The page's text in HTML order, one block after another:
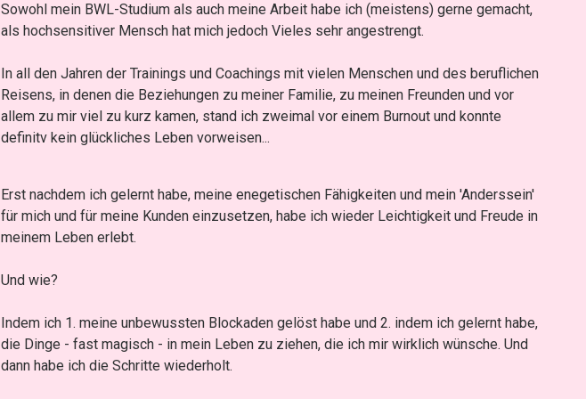
Sowohl mein BWL-Studium als auch meine Arbeit habe ich (meistens) gerne gemacht,
als hochsensitiver Mensch hat mich jedoch Vieles sehr angestrengt.
In all den Jahren der Trainings und Coachings mit vielen Menschen und des beruflichen
Reisens, in denen die Beziehungen zu meiner Familie, zu meinen Freunden und vor
allem zu mir viel zu kurz kamen, stand ich zweimal vor einem Burnout und konnte
definitv kein glückliches Leben vorweisen...
Erst nachdem ich gelernt habe, meine enegetischen Fähigkeiten und mein 'Anderssein'
für mich und für meine Kunden einzusetzen, habe ich wieder Leichtigkeit und Freude in
meinem Leben erlebt.
Und wie?
Indem ich 1. meine unbewussten Blockaden gelöst habe und 2. indem ich gelernt habe,
die Dinge - fast magisch - in mein Leben zu ziehen, die ich mir wirklich wünsche. Und
dann habe ich die Schritte wiederholt.